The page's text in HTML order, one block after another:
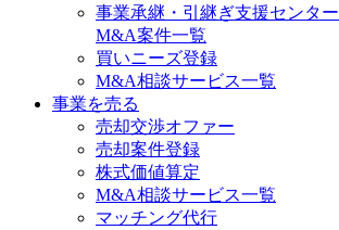
事業承継・引継ぎ支援センター
M&A案件一覧
買いニーズ登録
M&A相談サービス一覧
事業を売る
売却交渉オファー
売却案件登録
株式価値算定
M&A相談サービス一覧
マッチング代行